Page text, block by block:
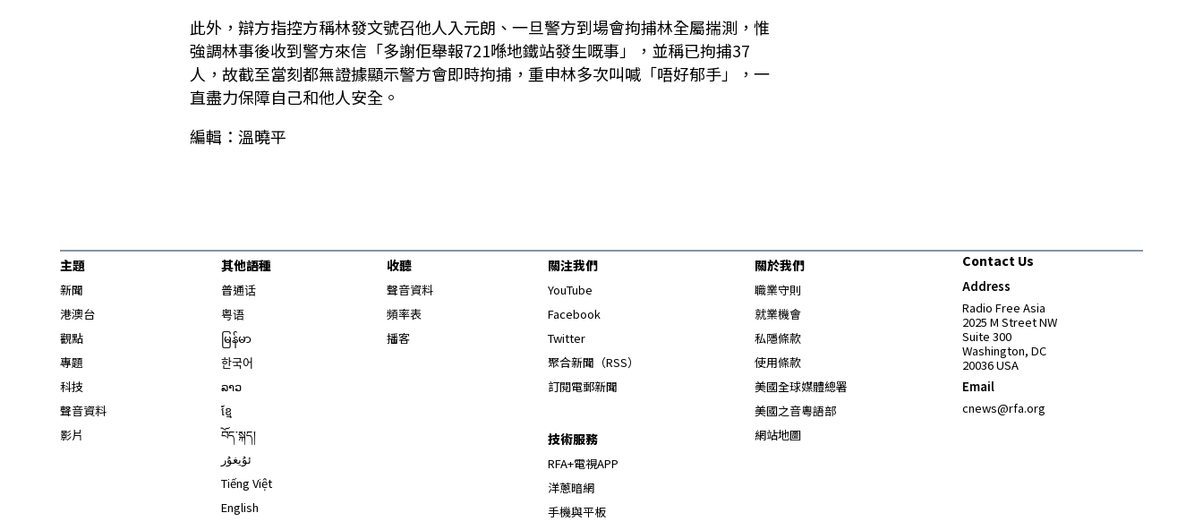
此外，辯方指控方稱林發文號召他人入元朗、一旦警方到場會拘捕林全屬揣測，惟
強調林事後收到警方來信「多謝佢舉報721喺地鐵站發生嘅事」，並稱已拘捕37
人，故截至當刻都無證據顯示警方會即時拘捕，重申林多次叫喊「唔好郁手」，一
直盡力保障自己和他人安全。
編輯：溫曉平
主題
新聞
港澳台
觀點
專題
科技
聲音資料
影片
其他語種
普通话
粤语
မြန်မာ
한국어
ລາວ
ខ្មែ
བོད་སྐད།
ئۇيغۇر
Tiếng Việt
English
收聽
聲音資料
頻率表
播客
關注我們
YouTube
Facebook
Twitter
聚合新聞（RSS）
訂閱電郵新聞
技術服務
RFA+電視APP
洋蔥暗網
手機與平板
關於我們
職業守則
就業機會
私隱條款
使用條款
美國全球媒體總署 Opens in new window
美國之音粵語部Opens in new window
網站地圖Opens in new window
Contact Us
Address
Radio Free Asia
2025 M Street NW
Suite 300
Washington, DC
20036 USA
Email
cnews@rfa.org